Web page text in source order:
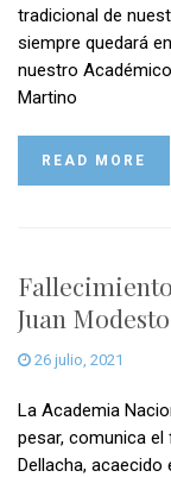
tradicional de
siempre quedará
nuestro
Martino
READ MORE
Juan
26 julio, 2021
La Academia
pesar, comunica
Dellacha, acaecido